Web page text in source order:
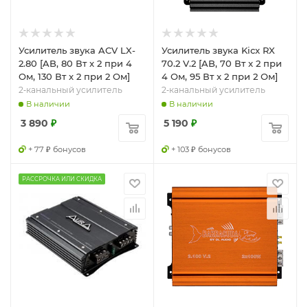
Усилитель звука ACV LX-
2.80 [AB, 80 Вт x 2 при 4
Ом, 130 Вт x 2 при 2 Ом]
2‑канальный усилитель
В наличии
3 890 ₽
+ 77 ₽ бонусов
Усилитель звука Kicx RX
70.2 V.2 [AB, 70 Вт x 2 при
4 Ом, 95 Вт x 2 при 2 Ом]
2‑канальный усилитель
В наличии
5 190 ₽
+ 103 ₽ бонусов
РАССРОЧКА ИЛИ СКИДКА